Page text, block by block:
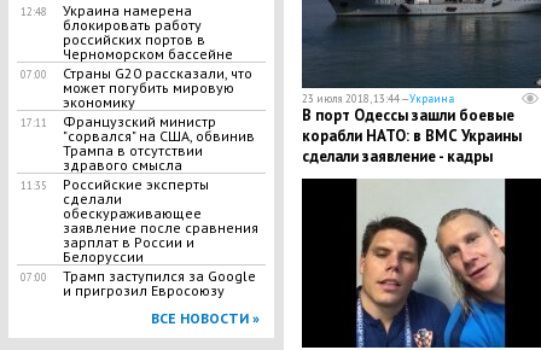
12:48
Украина намерена
блокировать работу
российских портов в
Черноморском бассейне
07:00
Страны G20 рассказали, что
может погубить мировую
экономику
17:11
Французский министр
"сорвался" на США, обвинив
Трампа в отсутствии
здравого смысла
11:35
Российские эксперты
сделали
обескураживающее
заявление после сравнения
зарплат в России и
Белоруссии
07:00
Трамп заступился за Google
и пригрозил Евросоюзу
ВСЕ НОВОСТИ »
23 июля 2018, 13:44 —Украина
В порт Одессы зашли боевые
корабли НАТО: в ВМС Украины
сделали заявление - кадры